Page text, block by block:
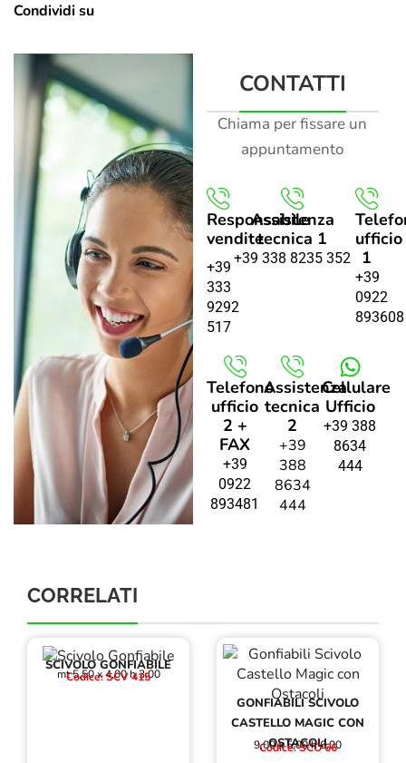
Condividi su
CONTATTI
Chiama per fissare un
appuntamento
Responsabile
vendite
+39
333
9292
517
Assistenza
tecnica 1
+39 338 8235 352
ufficio
1
+39
0922
893608
Telefono
ufficio
2 +
FAX
+39
0922
893481
Assistenza
tecnica
2
+39
388
8634
444
Cellulare
Ufficio
+39 388
8634
444
CORRELATI
SCIVOLO GONFIABILE
mt 5,50 x 4,00 h 3,00
Codice: SCV 415
GONFIABILI SCIVOLO
CASTELLO MAGIC CON
OSTACOLI
9,00 x 5,00 h 6,00
Codice: SCO 66